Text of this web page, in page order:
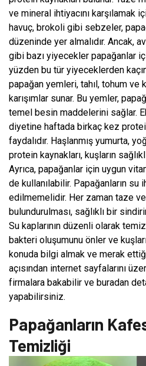
ve mineral ihtiyacını karşılamak
havuç, brokoli gibi sebzeler,
düzeninde yer almalıdır. Ancak,
gibi bazı yiyecekler papağanlar
yüzden bu tür yiyeceklerden
papağan yemleri, tahıl, tohum ve
karışımlar sunar. Bu yemler,
temel besin maddelerini sağlar.
diyetine haftada birkaç kez
faydalıdır. Haşlanmış yumurta,
protein kaynakları, kuşların
Ayrıca, papağanlar için uygun
de kullanılabilir. Papağanların su
edilmemelidir. Her zaman taze
bulundurulması, sağlıklı bir
Su kaplarının düzenli olarak
bakteri oluşumunu önler ve
konuda bilgi almak ve merak
açısından internet sayfalarını
firmalara bakabilir ve buradan
yapabilirsiniz.
Papağanların
Temizliği